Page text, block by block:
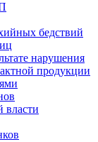
бедствий
нарушения
продукции
власти